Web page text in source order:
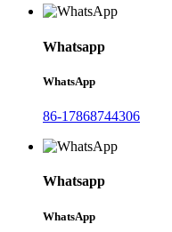
Whatsapp
WhatsApp
86-17868744306
Whatsapp
WhatsApp